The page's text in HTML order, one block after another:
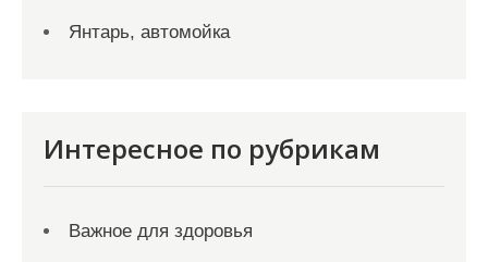
Янтарь, автомойка
Интересное по рубрикам
Важное для здоровья